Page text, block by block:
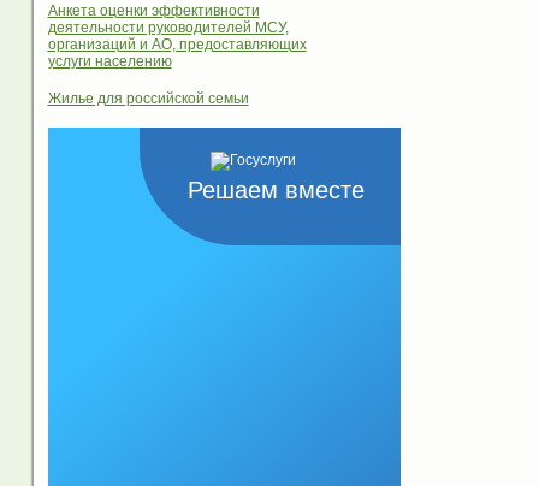
Анкета оценки эффективности
деятельности руководителей МСУ,
организаций и АО, предоставляющих
услуги населению
Жилье для российской семьи
Решаем вместе